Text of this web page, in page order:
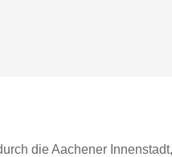
die Aachener